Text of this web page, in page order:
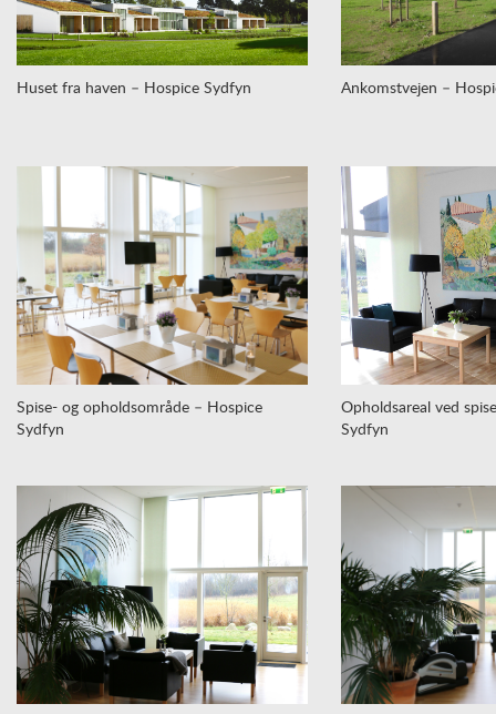
Huset fra haven – Hospice Sydfyn Ankomstvejen –
Spise- og opholdsområde – Hospice
Sydfyn
Opholdsareal ved
Sydfyn